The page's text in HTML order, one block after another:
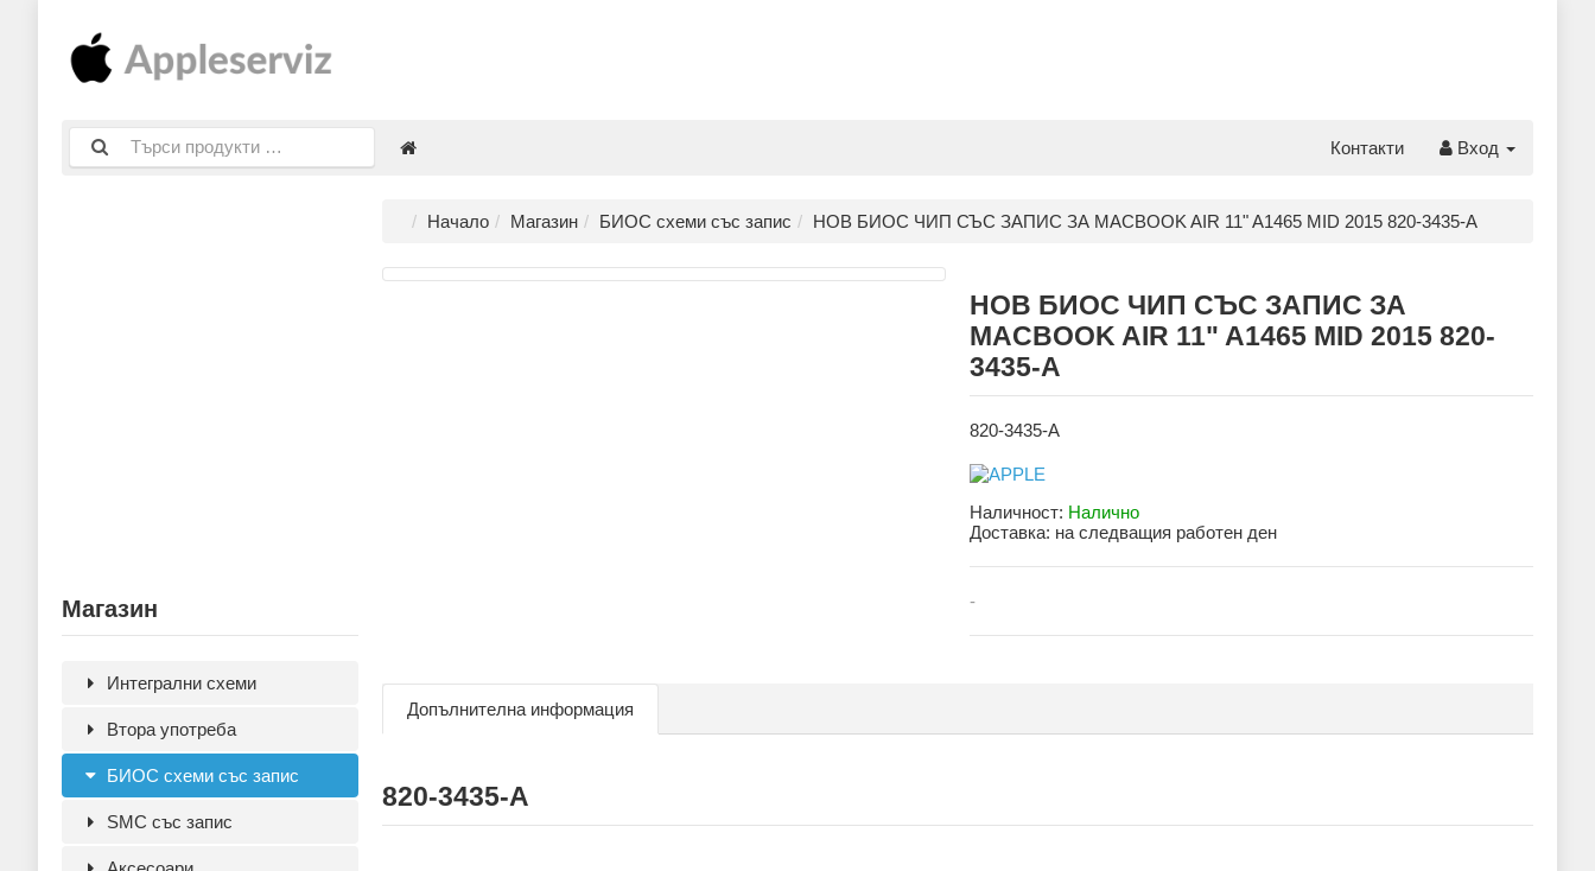
Контакти Вход
Магазин
Интегрални схеми
Втора употреба
БИОС схеми със запис
SMC със запис
Начало Магазин БИОС схеми със запис НОВ БИОС ЧИП СЪС ЗАПИС ЗА MACBOOK AIR 11" A1465 MID 2015 820-3435-A
НОВ БИОС ЧИП СЪС ЗАПИС ЗА
MACBOOK AIR 11" A1465 MID 2015 820-
3435-A
820-3435-A
Наличност: Налично
Доставка: на следващия работен ден
-
Допълнителна информация
820-3435-A